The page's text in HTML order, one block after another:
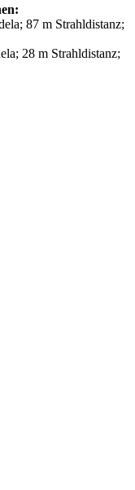
87 m Strahldistanz;
28 m Strahldistanz;